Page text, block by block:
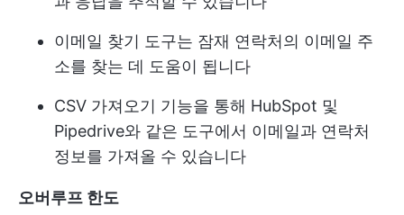
이메일 찾기 도구는 잠재 연락처의 이메일 주
소를 찾는 데 도움이 됩니다
CSV 가져오기 기능을 통해 HubSpot 및
Pipedrive와 같은 도구에서 이메일과 연락처
정보를 가져올 수 있습니다
오버루프 한도